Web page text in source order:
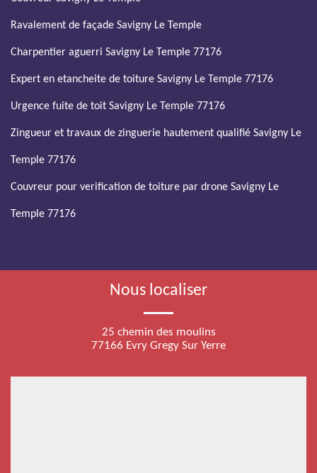
Ravalement de façade Savigny Le Temple
Charpentier aguerri Savigny Le Temple 77176
Expert en etancheite de toiture Savigny Le Temple 77176
Urgence fuite de toit Savigny Le Temple 77176
Zingueur et travaux de zinguerie hautement qualifié Savigny Le
Temple 77176
Couvreur pour verification de toiture par drone Savigny Le
Temple 77176
Nous localiser
25 chemin des moulins
77166 Evry Gregy Sur Yerre